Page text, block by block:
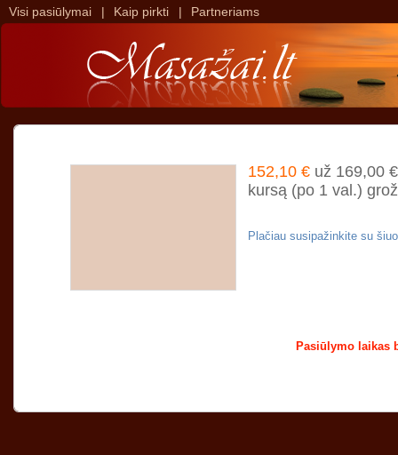
Visi pasiūlymai | Kaip pirkti | Partneriams
152,10 € už 169,00
kursą (po 1 val.)
Plačiau susipažinkite su
Pasiūlymo laikas